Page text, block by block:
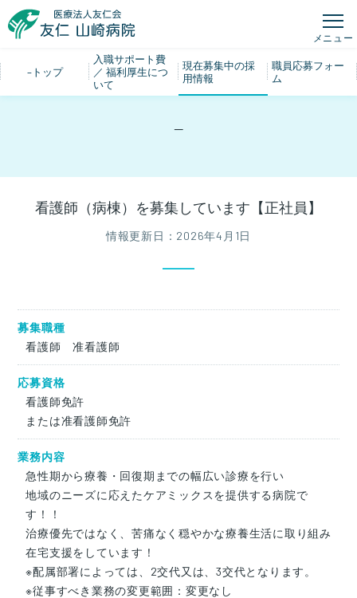
メニュー
–
–トップ
入職サポート費
／ 福利厚生につ
いて
現在募集中の採
用情報
職員応募フォー
ム
看護師（病棟）を募集しています【正社員】
情報更新日：2026年4月1日
募集職種
看護師 准看護師
応募資格
看護師免許
または准看護師免許
業務内容
急性期から療養・回復期までの幅広い診療を行い
地域のニーズに応えたケアミックスを提供する病院で
す！！
治療優先ではなく、苦痛なく穏やかな療養生活に取り組み
在宅支援をしています！
※配属部署によっては、2交代又は、3交代となります。
※従事すべき業務の変更範囲：変更なし